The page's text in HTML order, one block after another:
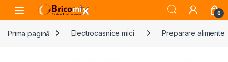
Skip to navigation
Skip to content
Open 0
Prima pagină Electrocasnice mici Preparare alimente